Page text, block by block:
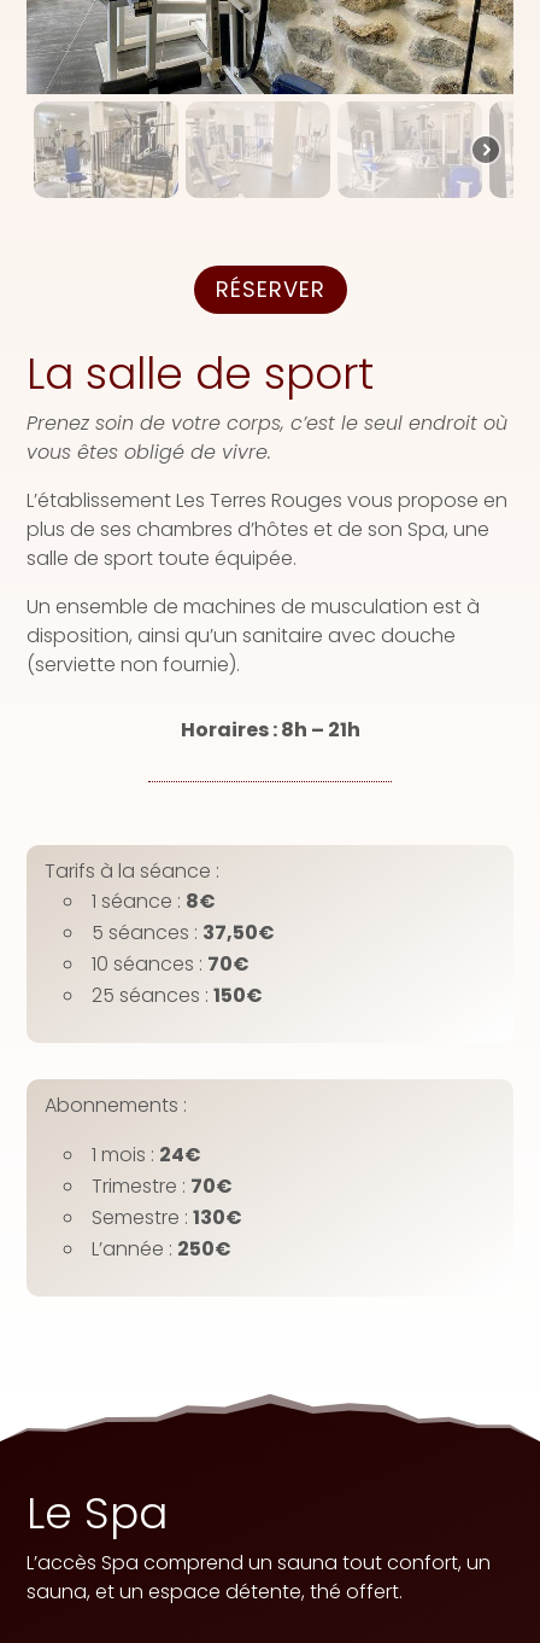
RÉSERVER
La salle de sport
Prenez soin de votre corps, c’est le seul endroit où
vous êtes obligé de vivre.
L’établissement Les Terres Rouges vous propose en
plus de ses chambres d’hôtes et de son Spa, une
salle de sport toute équipée.
Un ensemble de machines de musculation est à
disposition, ainsi qu’un sanitaire avec douche
(serviette non fournie).
Horaires : 8h – 21h
​Tarifs à la séance :
1 séance : 8€
5 séances : 37,50€
10 séances : 70€
25 séances :150€
Abonnements :
1 mois : 24€
Trimestre : 70€
Semestre :130€
L’année : 250€
Le Spa
L’accès Spa comprend un sauna tout confort, un
sauna, et un espace détente, thé offert.